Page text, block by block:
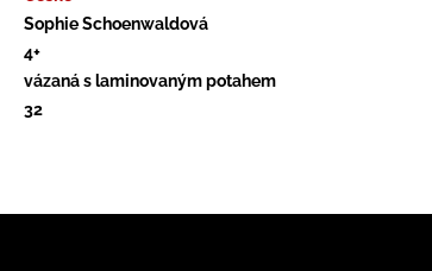
Sophie Schoenwaldová
4+
vázaná s laminovaným potahem
32